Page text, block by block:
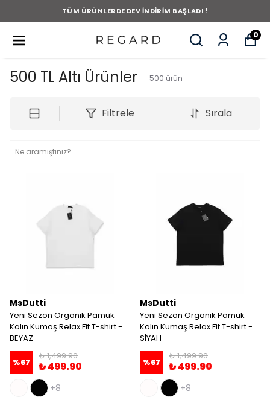
TÜM ÜRÜNLERDE DEV İNDİRİM BAŞLADI !
0
500 TL Altı Ürünler 500 ürün
Filtrele Sırala
MsDutti
Yeni Sezon Organik Pamuk
Kalın Kumaş Relax Fit T-shirt -
BEYAZ
%67
₺ 1,499.90
₺ 499.90
+8
MsDutti
Yeni Sezon Organik Pamuk
Kalın Kumaş Relax Fit T-shirt -
SİYAH
%67
₺ 1,499.90
₺ 499.90
+8